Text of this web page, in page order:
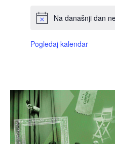
Na današnji dan
Pogledaj kalendar